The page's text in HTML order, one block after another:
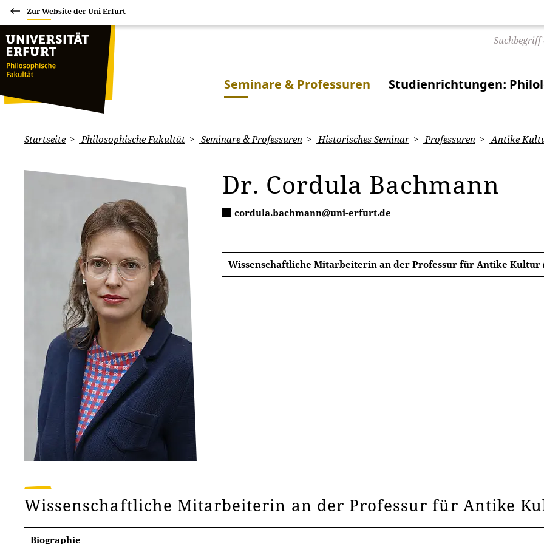
Zur Website der Uni Erfurt
Seminare & Professuren Studienrichtungen:
Startseite Philosophische Fakultät Seminare & Professuren Historisches Seminar Professuren Antike
Dr. Cordula Bachmann
cordula.bachmann@uni-erfurt.de
Wissenschaftliche Mitarbeiterin an der Professur für Antike Kultur
Wissenschaftliche Mitarbeiterin an der Professur für Antike
Biographie